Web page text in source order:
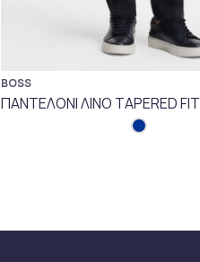
BOSS
ΠΑΝΤΕΛΟΝΙ ΛΙΝΟ TAPERED FIT